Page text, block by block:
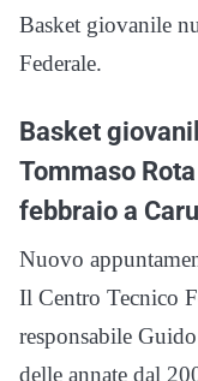
Basket giovanile
Federale.
Basket
Tommaso
febbraio a
Nuovo
Il Centro Tecnico
responsabile
delle annate dal